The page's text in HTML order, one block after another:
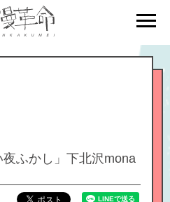
ふかし」下北沢mona